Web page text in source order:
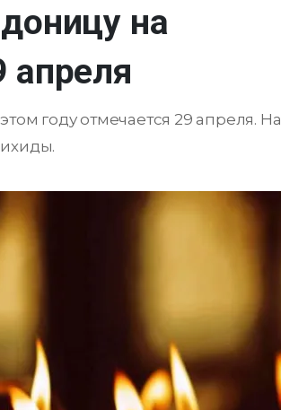
на
апреля
году отмечается 29 апреля. На